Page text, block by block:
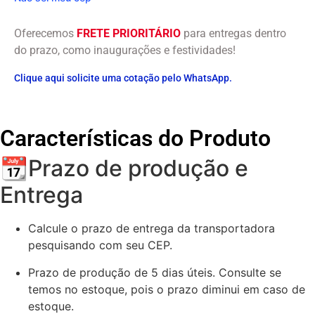
Oferecemos FRETE PRIORITÁRIO para entregas dentro
do prazo, como inaugurações e festividades!
Clique aqui solicite uma cotação pelo WhatsApp.
Características do Produto
📆Prazo de produção e
Entrega
Calcule o prazo de entrega da transportadora
pesquisando com seu CEP.
Prazo de produção de 5 dias úteis. Consulte se
temos no estoque, pois o prazo diminui em caso de
estoque.